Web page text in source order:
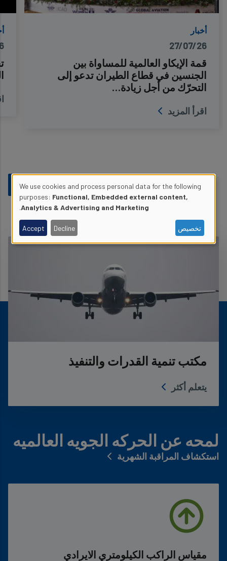
أخبار
27/07/26
قمة الإيكاو العالمية للمساواة بين
الجنسين في قطاع الطيران تدعو إلى
التحرّك من أجل زيادة…
اقرأ المزيد
مكتب تنمية القدرات والتنفيذ
يتعلم أكثر
لمحه عن الحركه الجويه العالميه
استكشاف المراقبة الشهرية
مقياس الراكب الكيلومتري الايرادي
Use
of
personal
cookies
We use cookies and process personal data for the following
purposes: Functional, Embedded external content,
Analytics & Advertising and Marketing
.
تخصيص Decline
Accept